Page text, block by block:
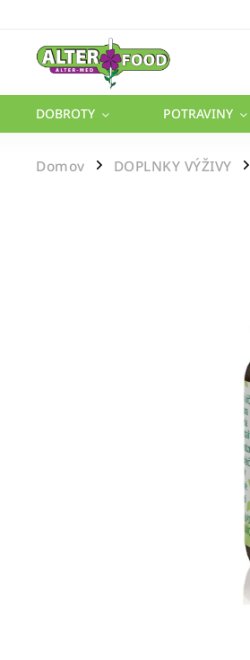
DOBROTY POTRAVINY
Domov / DOPLNKY VÝŽIVY /